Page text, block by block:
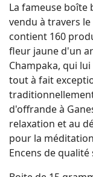
La fameuse boîte
vendu à travers
contient 160
fleur jaune d'un
Champaka, qui
tout à fait
d'offrande à
relaxation et au
pour la
Encens de